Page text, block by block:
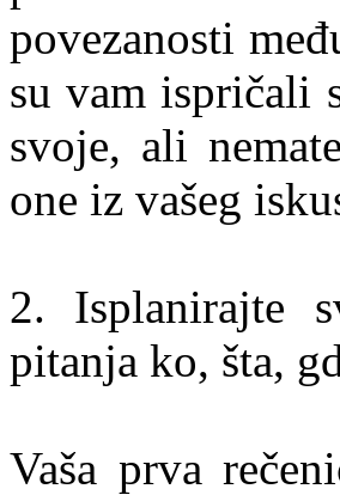
povezanosti
su vam ispričali
svoje, ali
one iz vašeg
2. Isplanirajte
pitanja ko, šta,
Vaša prva